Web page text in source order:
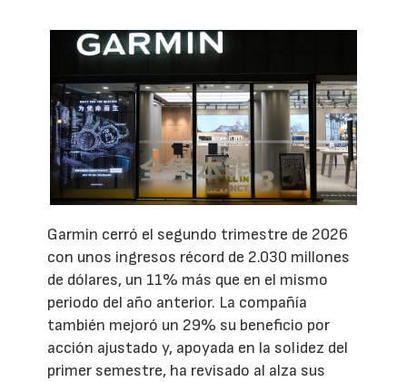
Garmin cerró el segundo trimestre de 2026
con unos ingresos récord de 2.030 millones
de dólares, un 11% más que en el mismo
periodo del año anterior. La compañía
también mejoró un 29% su beneficio por
acción ajustado y, apoyada en la solidez del
primer semestre, ha revisado al alza sus